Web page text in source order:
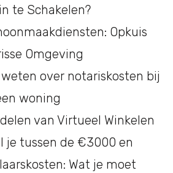
te Schakelen?
Opkuis
Omgeving
over notariskosten bij
woning
van Virtueel Winkelen
je tussen de €3000 en
Wat je moet